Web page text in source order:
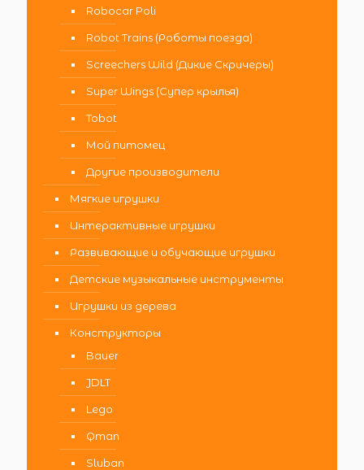
Robocar Poli
Robot Trains (Роботы поезда)
Screechers Wild (Дикие Скричеры)
Super Wings (Супер крылья)
Tobot
Мой питомец
Другие производители
Мягкие игрушки
Интерактивные игрушки
Развивающие и обучающие игрушки
Детские музыкальные инструменты
Игрушки из дерева
Конструкторы
Bauer
JDLT
Lego
Qman
Sluban